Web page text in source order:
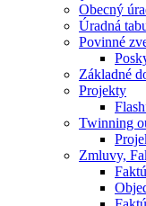
Obecný
Úradná
Povinné
Základné
Projekty
Twinning
Zmluvy,